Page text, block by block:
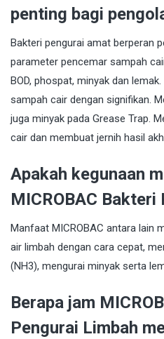
penting bagi
Bakteri pengurai amat berperan
parameter pencemar sampah
BOD, phospat, minyak dan
sampah cair dengan signifikan.
juga minyak pada Grease Trap.
cair dan membuat jernih hasil
Apakah kegunaan
MICROBAC
Manfaat MICROBAC antara lain
air limbah dengan cara cepat,
(NH3), mengurai minyak serta
Berapa jam
Pengurai Limbah